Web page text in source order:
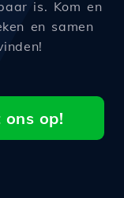
is. Kom en
en samen
op!